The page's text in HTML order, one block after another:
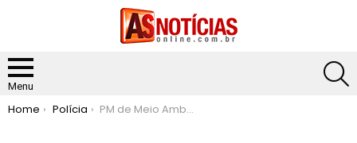
Menu
You are here:
Home Polícia PM de Meio Ambiente faz agradecimento a promotora e ONG fizeram entrega de viatura para os trabalhos cotidianos na região